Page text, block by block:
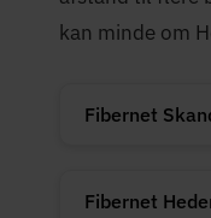
kan minde om
Fibernet
Fibernet